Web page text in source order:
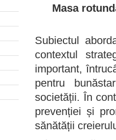
Masa
Subiectul
contextul
important,
pentru
societății. În
prevenției și
sănătății